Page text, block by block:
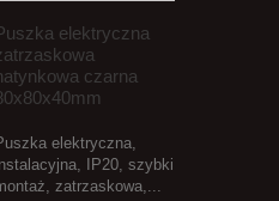
elektryczna
czarna
elektryczna,
IP20, szybki
zatrzaskowa,...